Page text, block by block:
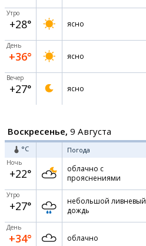
Утро
+28° ясно
День
+36° ясно
Вечер
+27° ясно
Воскресенье, 9 Августа
°C Погода
Ночь
+22°
облачно с
прояснениями
Утро
+27°
небольшой ливневый
дождь
День
+34° облачно